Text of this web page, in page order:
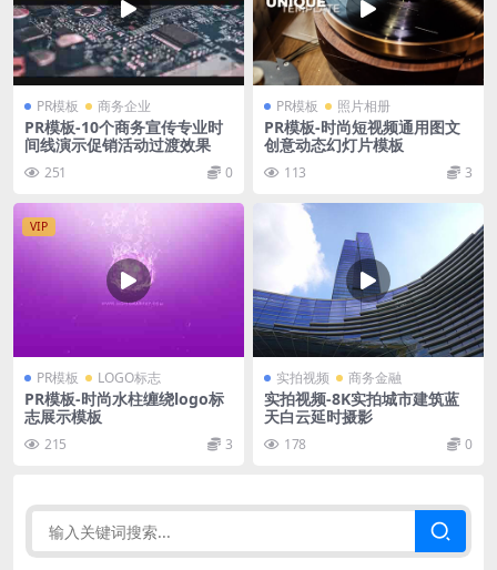
PR模板 商务企业
PR模板-10个商务宣传专业时
间线演示促销活动过渡效果
251 0
PR模板 照片相册
PR模板-时尚短视频通用图文
创意动态幻灯片模板
113 3
VIP
PR模板 LOGO标志
PR模板-时尚水柱缠绕logo标
志展示模板
215 3
实拍视频 商务金融
实拍视频-8K实拍城市建筑蓝
天白云延时摄影
178 0